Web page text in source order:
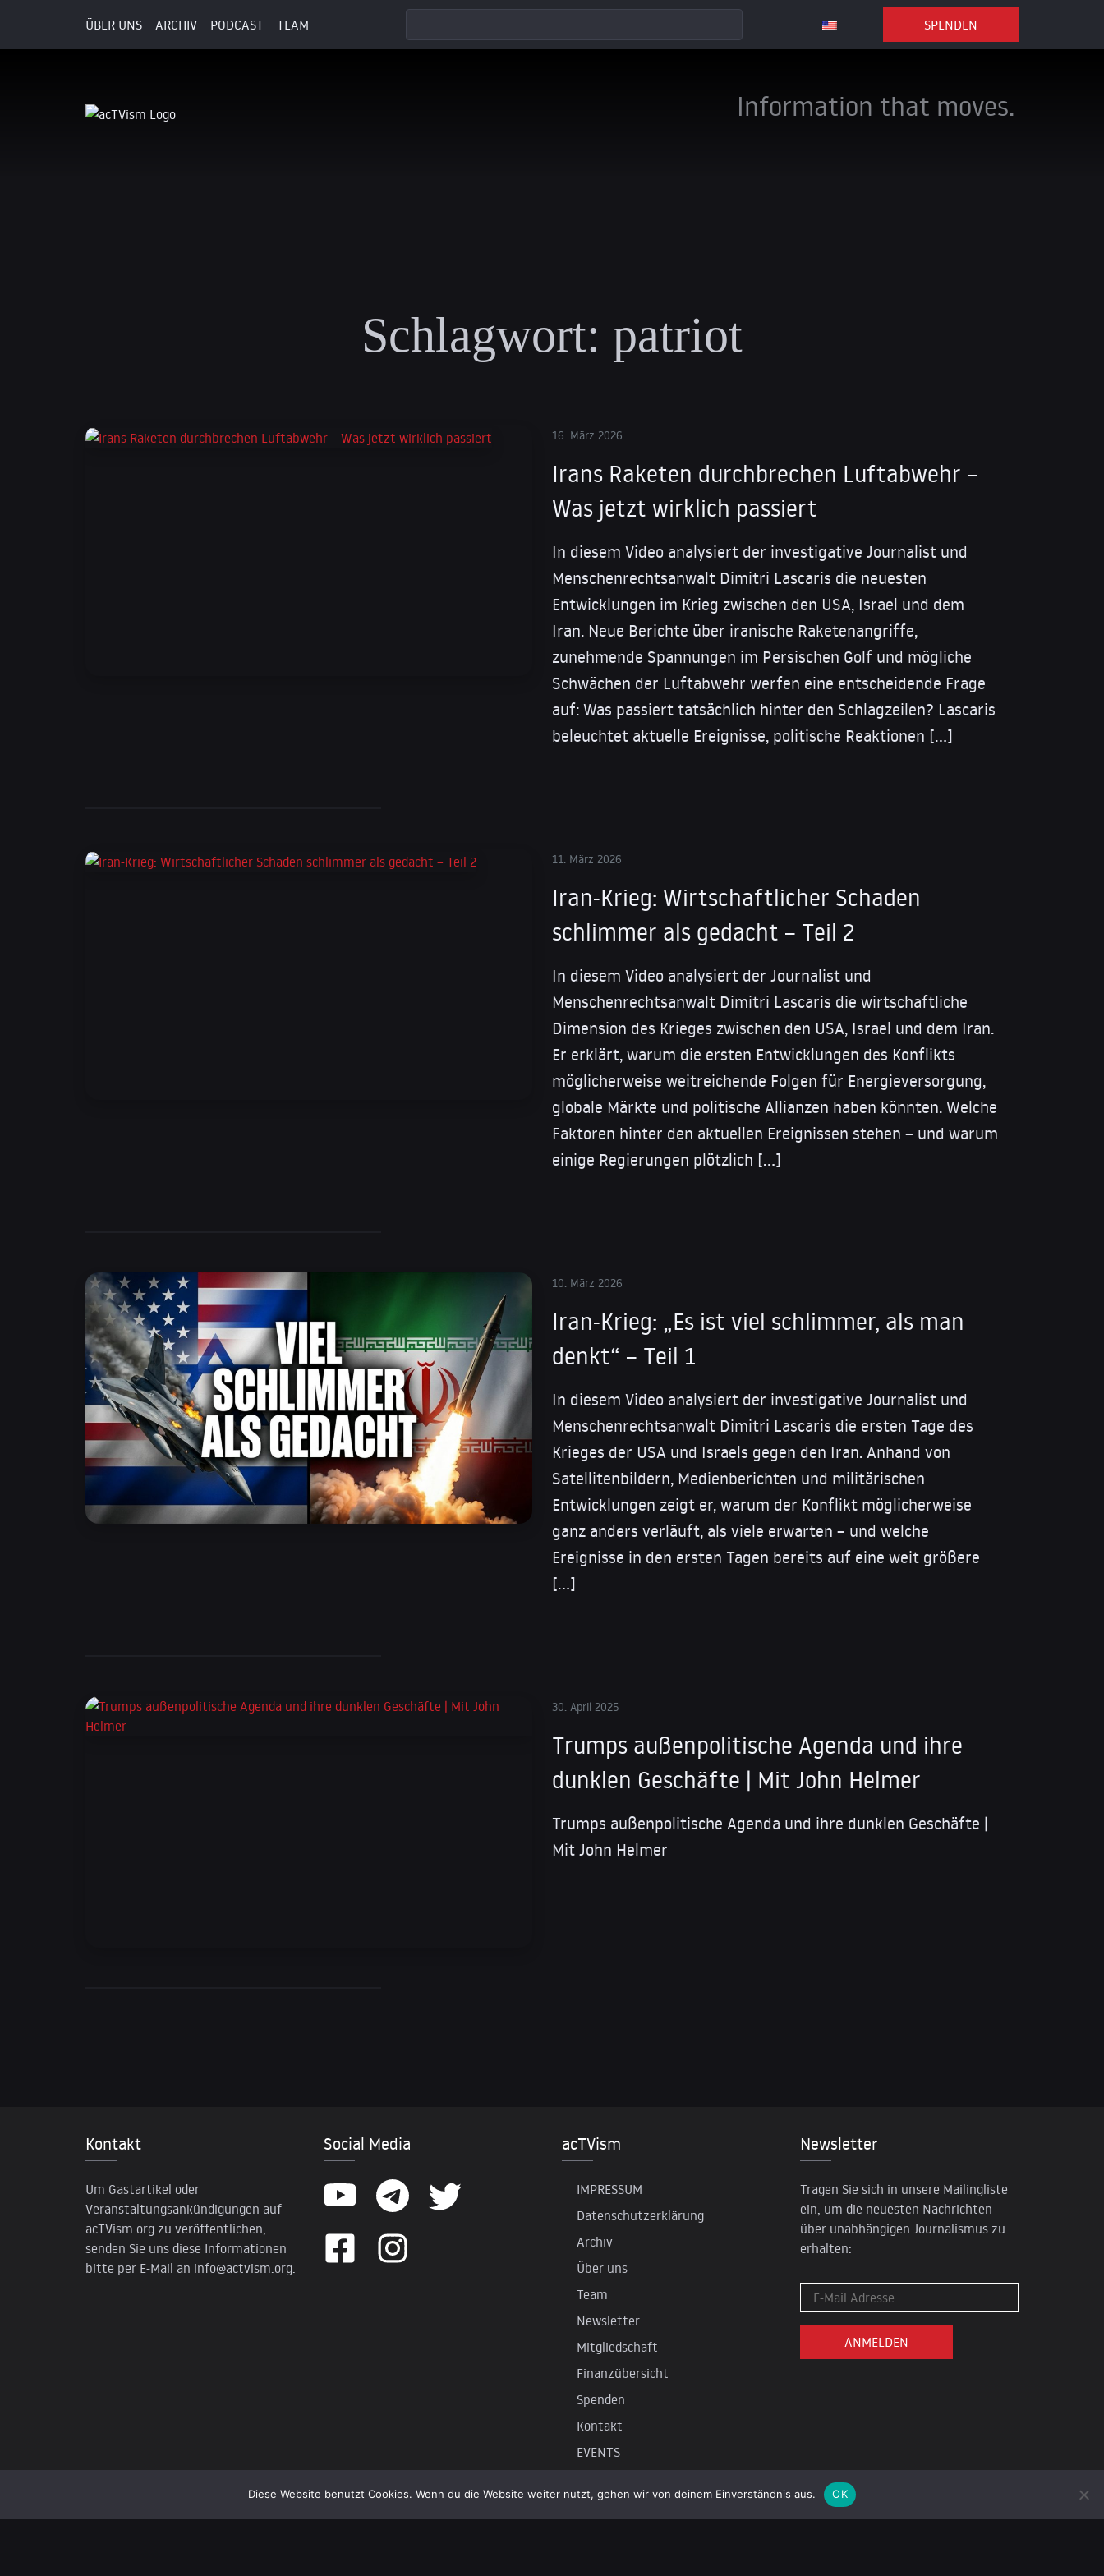
ÜBER UNS ARCHIV PODCAST TEAM SPENDEN
Information that moves.
Schlagwort: patriot
16. März 2026
Irans Raketen durchbrechen Luftabwehr –
Was jetzt wirklich passiert
In diesem Video analysiert der investigative Journalist und
Menschenrechtsanwalt Dimitri Lascaris die neuesten
Entwicklungen im Krieg zwischen den USA, Israel und dem
Iran. Neue Berichte über iranische Raketenangriffe,
zunehmende Spannungen im Persischen Golf und mögliche
Schwächen der Luftabwehr werfen eine entscheidende Frage
auf: Was passiert tatsächlich hinter den Schlagzeilen? Lascaris
beleuchtet aktuelle Ereignisse, politische Reaktionen […]
11. März 2026
Iran-Krieg: Wirtschaftlicher Schaden
schlimmer als gedacht – Teil 2
In diesem Video analysiert der Journalist und
Menschenrechtsanwalt Dimitri Lascaris die wirtschaftliche
Dimension des Krieges zwischen den USA, Israel und dem Iran.
Er erklärt, warum die ersten Entwicklungen des Konflikts
möglicherweise weitreichende Folgen für Energieversorgung,
globale Märkte und politische Allianzen haben könnten. Welche
Faktoren hinter den aktuellen Ereignissen stehen – und warum
einige Regierungen plötzlich […]
10. März 2026
Iran-Krieg: „Es ist viel schlimmer, als man
denkt“ – Teil 1
In diesem Video analysiert der investigative Journalist und
Menschenrechtsanwalt Dimitri Lascaris die ersten Tage des
Krieges der USA und Israels gegen den Iran. Anhand von
Satellitenbildern, Medienberichten und militärischen
Entwicklungen zeigt er, warum der Konflikt möglicherweise
ganz anders verläuft, als viele erwarten – und welche
Ereignisse in den ersten Tagen bereits auf eine weit größere
[…]
30. April 2025
Trumps außenpolitische Agenda und ihre
dunklen Geschäfte | Mit John Helmer
Trumps außenpolitische Agenda und ihre dunklen Geschäfte |
Mit John Helmer
Kontakt
Um Gastartikel oder
Veranstaltungsankündigungen auf
acTVism.org zu veröffentlichen,
senden Sie uns diese Informationen
bitte per E-Mail an info@actvism.org
Social Media acTVism
IMPRESSUM
Datenschutzerklärung
Archiv
Über uns
Team
Newsletter
Mitgliedschaft
Finanzübersicht
Spenden
Kontakt
EVENTS
Newsletter
Tragen Sie sich in unsere Mailingliste
ein, um die neuesten Nachrichten
über unabhängigen Journalismus zu
erhalten:
Diese Website benutzt Cookies. Wenn du die Website weiter nutzt, gehen wir von deinem Einverständnis aus. OK